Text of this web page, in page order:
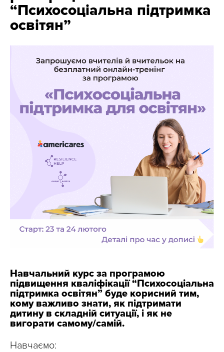
“Психосоціальна підтримка
освітян”
Навчальний курс за програмою
підвищення кваліфікації “Психосоціальна
підтримка освітян” буде корисний тим,
кому важливо знати, як підтримати
дитину в складній ситуації, і як не
вигорати самому/самій.
Навчаємо: